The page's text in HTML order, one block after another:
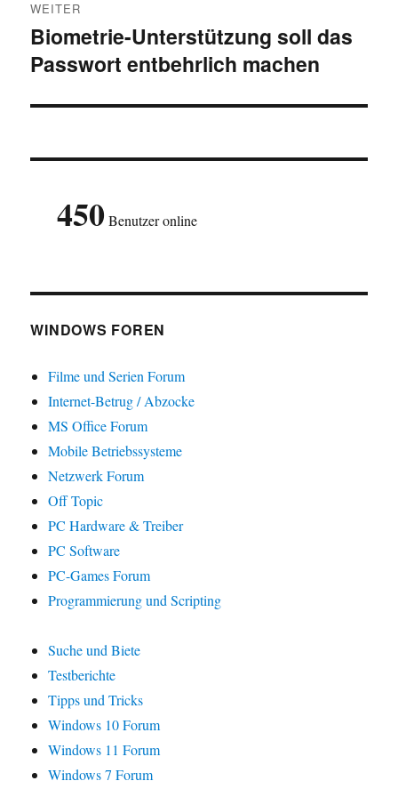
WEITER
Nächster
Beitrag:
Biometrie-Unterstützung soll das
Passwort entbehrlich machen
450 Benutzer online
WINDOWS FOREN
Filme und Serien Forum
Internet-Betrug / Abzocke
MS Office Forum
Mobile Betriebssysteme
Netzwerk Forum
Off Topic
PC Hardware & Treiber
PC Software
PC-Games Forum
Programmierung und Scripting
Suche und Biete
Testberichte
Tipps und Tricks
Windows 10 Forum
Windows 11 Forum
Windows 7 Forum